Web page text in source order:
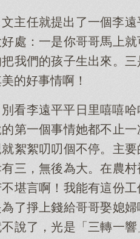
文主任就提出了一個李
處：一是你哥哥馬上
我們的孩子生出來。
的好事情啊！
別看李遠平平日里嘻嘻
第一個事情她都不止
絮絮叨叨個不停。主
三，無後為大。在農
堪言啊！我能有這份
了掙上錢給哥哥娶媳
說了，光是「三轉一